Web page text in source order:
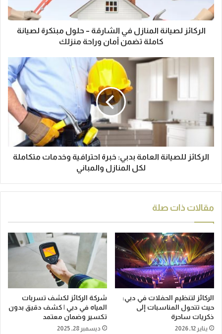
الركائز لصيانة المنازل في الشارقة – حلول مبتكرة لصيانة
كاملة تضمن أمان وراحة منزلك
الركائز للصيانة العامة بدبي: خبرة احترافية وخدمات متكاملة
لكل المنازل والمباني
مقالات ذات صلة
الركائز لتنظيم الحفلات في دبي:
حيث تتحول المناسبات إلى
ذكريات ساحرة
يناير 12, 2026
شركة الركائز لكشف تسربات
المياه في دبي | كشف دقيق بدون
تكسير وضمان معتمد
ديسمبر 28, 2025